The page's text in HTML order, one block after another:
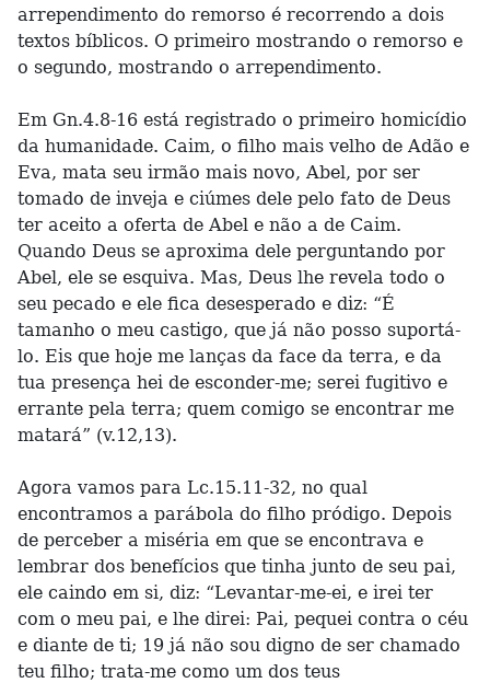
arrependimento do remorso é recorrendo a dois
textos bíblicos. O primeiro mostrando o remorso e
o segundo, mostrando o arrependimento.
Em Gn.4.8-16 está registrado o primeiro homicídio
da humanidade. Caim, o filho mais velho de Adão e
Eva, mata seu irmão mais novo, Abel, por ser
tomado de inveja e ciúmes dele pelo fato de Deus
ter aceito a oferta de Abel e não a de Caim.
Quando Deus se aproxima dele perguntando por
Abel, ele se esquiva. Mas, Deus lhe revela todo o
seu pecado e ele fica desesperado e diz: “É
tamanho o meu castigo, que já não posso suportá-
lo. Eis que hoje me lanças da face da terra, e da
tua presença hei de esconder-me; serei fugitivo e
errante pela terra; quem comigo se encontrar me
matará” (v.12,13).
Agora vamos para Lc.15.11-32, no qual
encontramos a parábola do filho pródigo. Depois
de perceber a miséria em que se encontrava e
lembrar dos benefícios que tinha junto de seu pai,
ele caindo em si, diz: “Levantar-me-ei, e irei ter
com o meu pai, e lhe direi: Pai, pequei contra o céu
e diante de ti; 19 já não sou digno de ser chamado
teu filho; trata-me como um dos teus